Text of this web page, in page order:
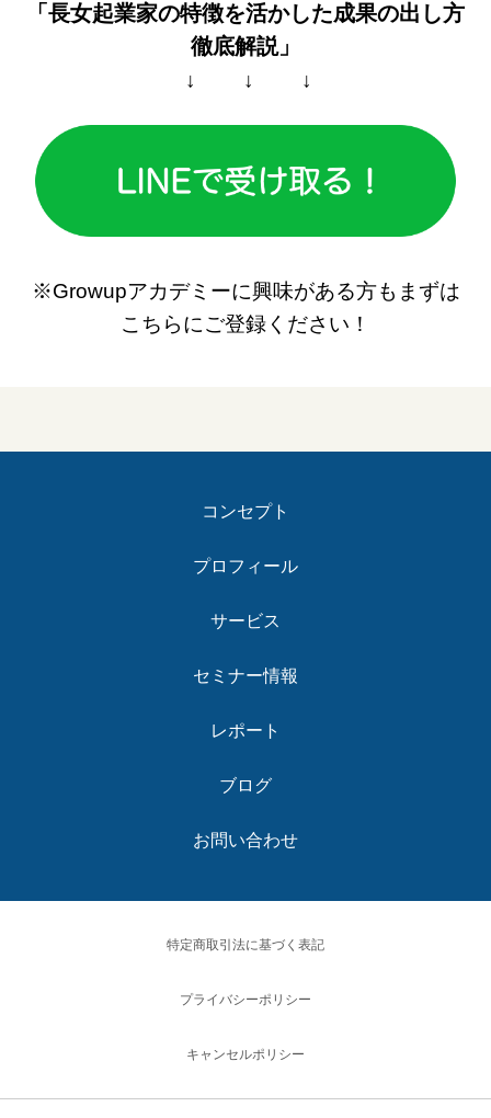
「長女起業家の特徴を活かした成果の出し方
徹底解説」
↓ ↓ ↓
※Growupアカデミーに興味がある方もまずは
こちらにご登録ください！
コンセプト
プロフィール
サービス
セミナー情報
レポート
ブログ
お問い合わせ
特定商取引法に基づく表記
プライバシーポリシー
キャンセルポリシー